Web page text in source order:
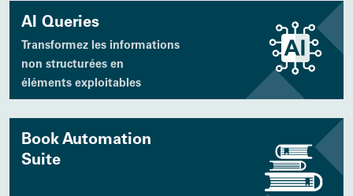
AI Queries
Transformez les informations
non structurées en
éléments exploitables
Book Automation
Suite